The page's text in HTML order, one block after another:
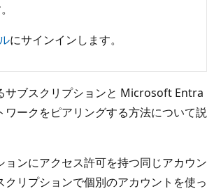
にサインインします。
サブスクリプションと Microsoft Entra
ワークをピアリングする方法について説
ョンにアクセス許可を持つ同じアカウン
クリプションで個別のアカウントを使っ